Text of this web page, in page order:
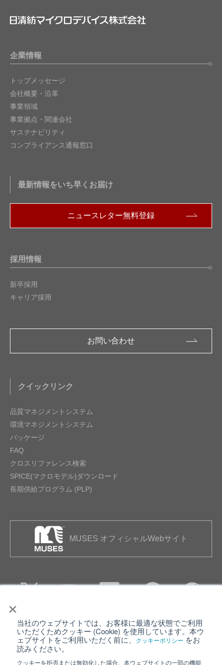
×
当社のウェブサイトでは、お客様に最適な状態でご利用
いただくためクッキー (Cookie) を使用しています。本ウ
ェブサイトをご利用いただく前に、
クッキーポリシー をお
読みください。
クッキーを拒否または無効化した場合、本ウェブサイトの一部の機能
企業情報
トップメッセージ
会社概要・沿革
事業領域
事業拠点・関連会社
サステナビリティ
コンプライアンス通報窓口
最新情報をいち早くお届け
ニュースレター無料登録
採用情報
新卒採用
キャリア採用
お問い合わせ
クイックリンク
品質マネジメントシステム
環境マネジメントシステム
パッケージ
FAQ
クロスリファレンス検索
SPICE(マクロモデル)ダウンロード
長期供給プログラム (PLP)
MUSES オフィシャルWebサイト
個人情報保護について ウェブサイト利用規約
クッキーポリシー